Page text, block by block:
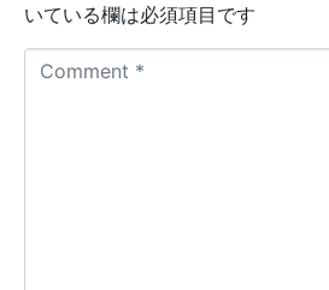
いている欄は必須項目です